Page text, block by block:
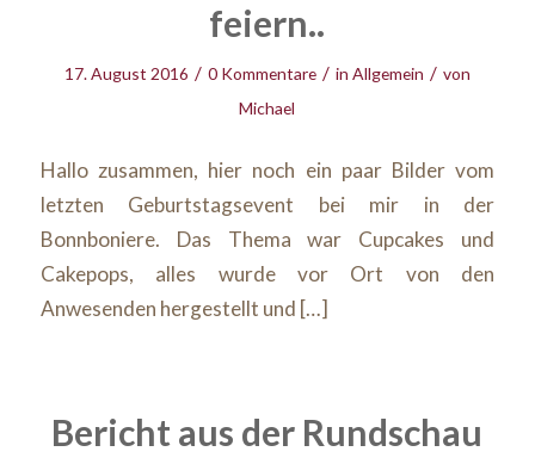
feiern..
17. August 2016 / 0 Kommentare / in Allgemein / von
Michael
Hallo zusammen, hier noch ein paar Bilder vom
letzten Geburtstagsevent bei mir in der
Bonnboniere. Das Thema war Cupcakes und
Cakepops, alles wurde vor Ort von den
Anwesenden hergestellt und […]
Bericht aus der Rundschau